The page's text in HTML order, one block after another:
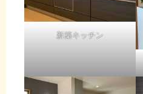
新築キッチン